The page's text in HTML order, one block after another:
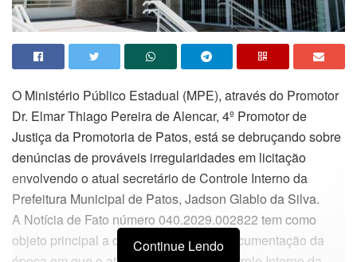
O Ministério Público Estadual (MPE), através do Promotor
Dr. Elmar Thiago Pereira de Alencar, 4º Promotor de
Justiça da Promotoria de Patos, está se debruçando sobre
denúncias de prováveis irregularidades em licitação
envolvendo o atual secretário de Controle Interno da
Prefeitura Municipal de Patos, Jadson Glablo da Silva.
A Notícia de Fato número 040.2029.002822 tem como
objeto principal a denúncia com farta documentação da
Continue Lendo